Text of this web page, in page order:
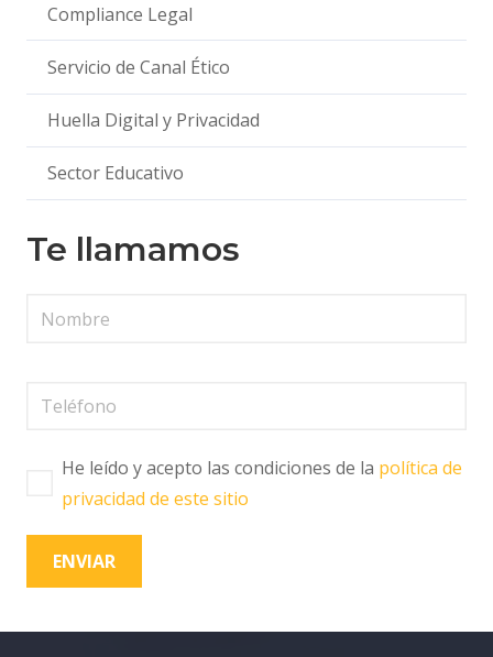
Compliance Legal
Servicio de Canal Ético
Huella Digital y Privacidad
Sector Educativo
Te llamamos
He leído y acepto las condiciones de la política de
privacidad de este sitio